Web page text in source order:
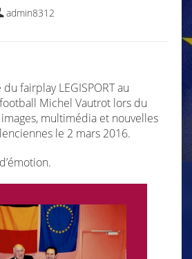
admin8312
fairplay LEGISPORT au
Michel Vautrot lors du
multimédia et nouvelles
le 2 mars 2016.